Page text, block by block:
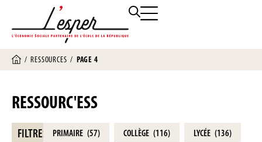
/RESSOURCES / PAGE 4
RESSOURC'ESS
FILTRES PRIMAIRE (57) COLLÈGE (116) LYCÉE (136)